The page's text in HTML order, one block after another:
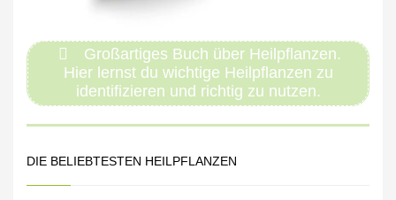
Großartiges Buch über Heilpflanzen.
Hier lernst du wichtige Heilpflanzen zu
identifizieren und richtig zu nutzen.
DIE BELIEBTESTEN HEILPFLANZEN